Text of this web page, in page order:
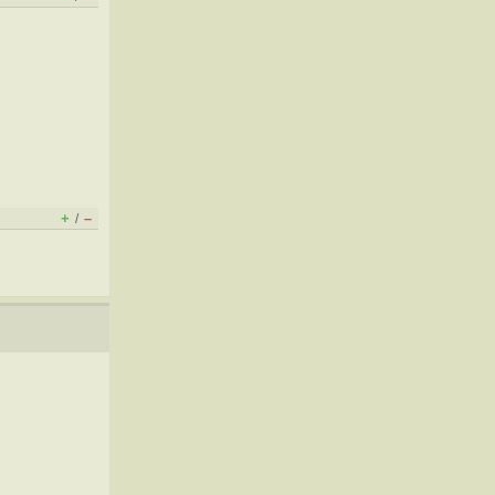
+ / –